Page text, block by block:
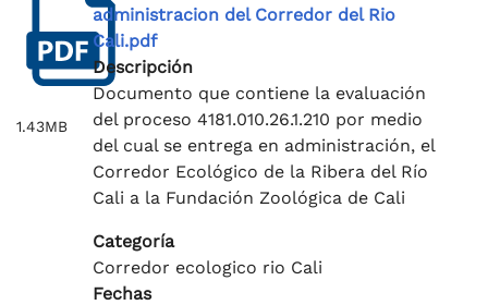
1.43MB
administracion del Corredor del Rio
Cali.pdf
Descripción
Documento que contiene la evaluación
del proceso 4181.010.26.1.210 por medio
del cual se entrega en administración, el
Corredor Ecológico de la Ribera del Río
Cali a la Fundación Zoológica de Cali
Categoría
Corredor ecologico rio Cali
Fechas